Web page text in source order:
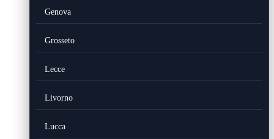
Genova
Grosseto
Lecce
Livorno
Lucca